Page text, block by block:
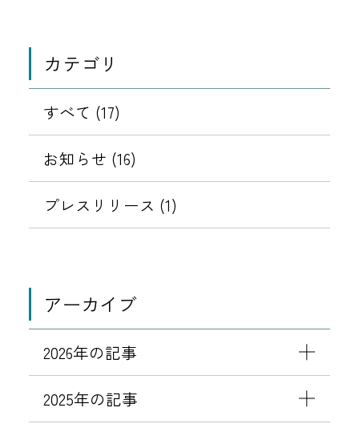
月
8
】
審
メ
ー
に
す
ら
せ
カテゴリ
すべて (17)
お知らせ (16)
プレスリリース (1)
アーカイブ
2026年の記事
2025年の記事